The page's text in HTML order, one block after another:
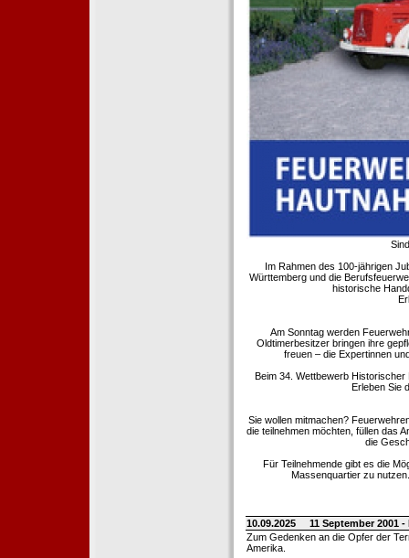
Im Rahmen des 100-jährigen
Württemberg und die
historische
Am Sonntag werden
Oldtimerbesitzer bringen ihre
freuen – die Expertinnen
Beim 34. Wettbewerb
Erleben Sie
Sie wollen mitmachen?
die teilnehmen möchten, füllen das
die
Für Teilnehmende gibt es die
Massenquartier zu
10.09.2025
11 September 2001
Zum Gedenken an die Opfer der
Amerika.